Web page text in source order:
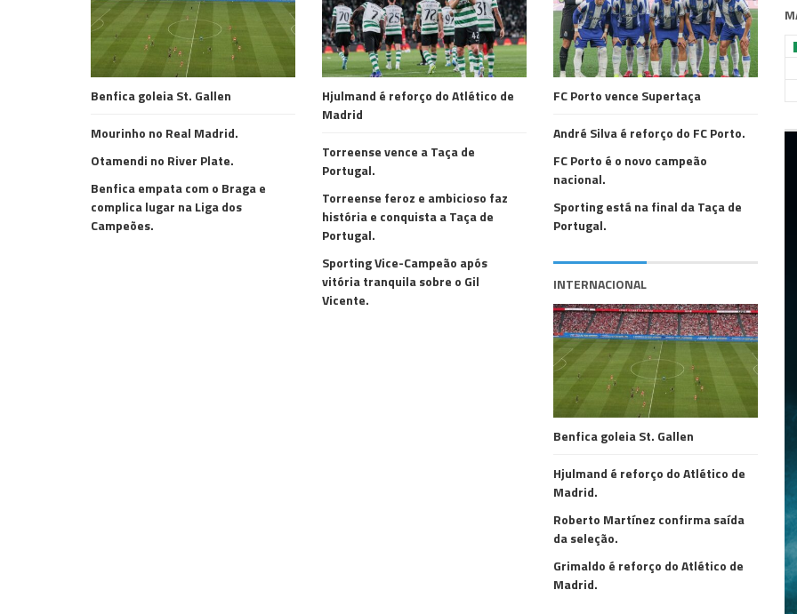
Benfica goleia St. Gallen
Mourinho no Real Madrid.
Otamendi no River Plate.
Benfica empata com o Braga e
complica lugar na Liga dos
Campeões.
Hjulmand é reforço do Atlético de
Madrid
Torreense vence a Taça de
Portugal.
Torreense feroz e ambicioso faz
história e conquista a Taça de
Portugal.
Sporting Vice-Campeão após
vitória tranquila sobre o Gil
Vicente.
FC Porto vence Supertaça
André Silva é reforço do FC Porto.
FC Porto é o novo campeão
nacional.
Sporting está na final da Taça de
Portugal.
INTERNACIONAL
Benfica goleia St. Gallen
Hjulmand é reforço do Atlético de
Madrid.
Roberto Martínez confirma saída
da seleção.
Grimaldo é reforço do Atlético de
Madrid.